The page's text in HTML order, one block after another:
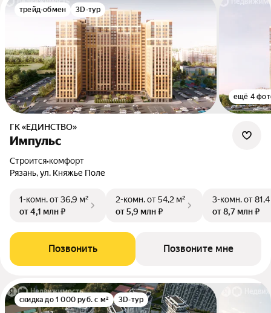
трейд-обмен 3D-тур
ещё 4
ГК «ЕДИНСТВО»
Импульс
Строится•комфорт
Рязань, ул. Княжье Поле
1-комн.от 36,9 м²
от 4,1 млн ₽
2-комн.от 54,2 м²
от 5,9 млн ₽
3-комн.от
от 8,7 млн ₽
Позвонить Позвоните мне
скидка до 1 000 руб. с м² 3D-тур